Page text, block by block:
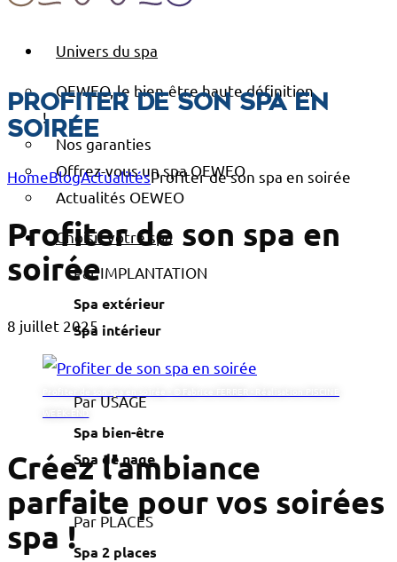
Univers du spa
OEWEO, le bien-être haute définition
!
Nos garanties
Offrez-vous un spa OEWEO
Actualités OEWEO
Choisir votre spa
Par IMPLANTATION
Spa extérieur
Spa intérieur
Par USAGE
Spa bien-être
Spa de nage
Par PLACES
Spa 2 places
Profiter de son spa en
soirée
HomeBlogActualitésProfiter de son spa en soirée
Profiter de son spa en
soirée
8 juillet 2025
WEEK-END
Créez l’ambiance
parfaite pour vos soirées
spa !